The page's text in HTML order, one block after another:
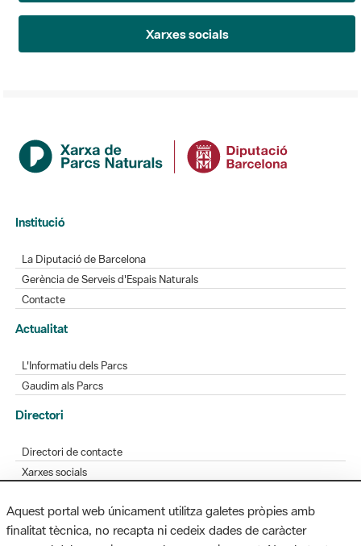
Xarxes socials
Institució
La Diputació de Barcelona
Gerència de Serveis d'Espais Naturals
Contacte
Actualitat
L'Informatiu dels Parcs
Gaudim als Parcs
Directori
Directori de contacte
Xarxes socials
Bústia de suggeriments
Opineu sobre els parcs
Aquest portal web únicament utilitza galetes pròpies amb
finalitat tècnica, no recapta ni cedeix dades de caràcter